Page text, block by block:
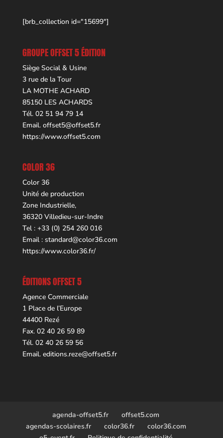
[brb_collection id="15699"]
GROUPE OFFSET 5 ÉDITION
Siège Social & Usine
3 rue de la Tour
LA MOTHE ACHARD
85150 LES ACHARDS
Tél. 02 51 94 79 14
Email. offset5@offset5.fr
https://www.offset5.com
COLOR 36
Color 36
Unité de production
Zone Industrielle,
36320 Villedieu-sur-Indre
Tel : +33 (0) 254 260 016
Email : standard@color36.com
https://www.color36.fr/
ÉDITIONS OFFSET 5
Agence Commerciale
1 Place de l’Europe
44400 Rezé
Fax. 02 40 26 59 89
Tél. 02 40 26 59 56
Email. editions.reze@offset5.fr
agenda-offset5.fr
offset5.com
agendas-scolaires.fr
color36.fr
color36.com